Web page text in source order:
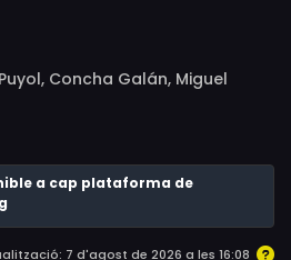
Concha Galán, Miguel
Macarena Gómez, Rossy de
Sanz, Richard Shaw, Najwa
Olmos, La Terremoto de
Márquez, Jesús Lena
Vicente Haro, Ismael Martínez,
Marta Malone
a cap plataforma de
7 d'agost de 2026 a les 16:08